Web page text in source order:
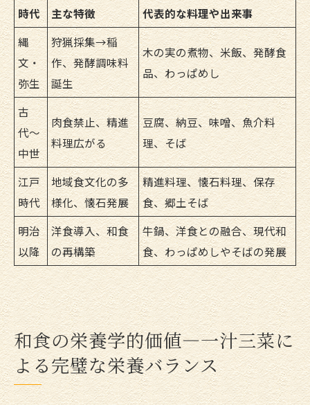
時代 主な特徴
代表的な料理や出来事
縄
文・
弥生
狩猟採集→稲
作、発酵調味料
誕生
木の実の煮物、米飯、発酵食
品、わっぱめし
古
代〜
中世
肉食禁止、精進
料理広がる
豆腐、納豆、味噌、魚介料
理、そば
江戸
時代
地域食文化の多
様化、懐石発展
精進料理、懐石料理、保存
食、郷土そば
明治
以降
洋食導入、和食
の再構築
牛鍋、洋食との融合、現代和
食、わっぱめしやそばの発展
和食の栄養学的価値—一汁三菜に
よる完璧な栄養バランス